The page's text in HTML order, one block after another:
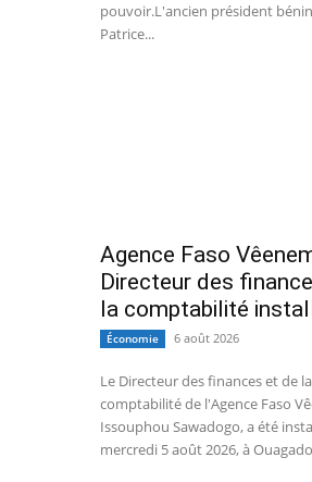
pouvoir.L'ancien président
Patrice...
Agence Faso
Directeur des
la comptabilité
Économie 6 août 2026
Le Directeur des finances et de la
comptabilité de l'Agence Faso
Issouphou Sawadogo, a été
mercredi 5 août 2026, à